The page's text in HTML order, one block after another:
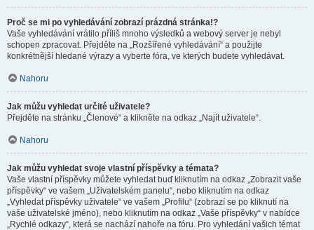
Proč se mi po vyhledávání zobrazí prázdná stránka!?
Vaše vyhledávání vrátilo příliš mnoho výsledků a webový server je nebyl
schopen zpracovat. Přejděte na „Rozšířené vyhledávání“ a použijte
konkrétnější hledané výrazy a vyberte fóra, ve kterých budete vyhledávat.
Nahoru
Jak můžu vyhledat určité uživatele?
Přejděte na stránku „Členové“ a klikněte na odkaz „Najít uživatele“.
Nahoru
Jak můžu vyhledat svoje vlastní příspěvky a témata?
Vaše vlastní příspěvky můžete vyhledat buď kliknutím na odkaz „Zobrazit vaše
příspěvky“ ve vašem „Uživatelském panelu“, nebo kliknutím na odkaz
„Vyhledat příspěvky uživatele“ ve vašem „Profilu“ (zobrazí se po kliknutí na
vaše uživatelské jméno), nebo kliknutím na odkaz „Vaše příspěvky“ v nabídce
„Rychlé odkazy“, která se nachází nahoře na fóru. Pro vyhledání vašich témat